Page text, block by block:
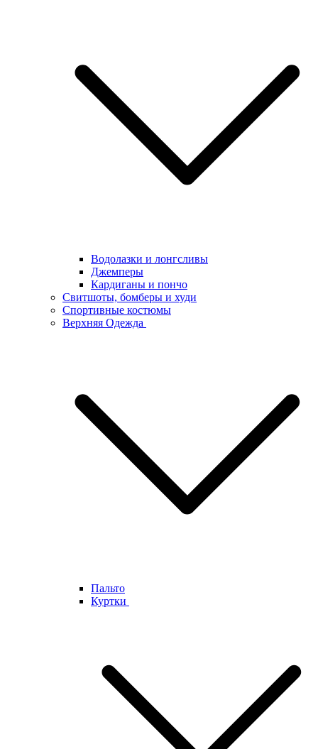
Водолазки и лонгсливы
Джемперы
Кардиганы и пончо
Свитшоты, бомберы и худи
Спортивные костюмы
Верхняя Одежда
Пальто
Куртки